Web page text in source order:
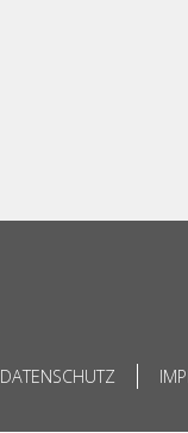
DATENSCHUTZ